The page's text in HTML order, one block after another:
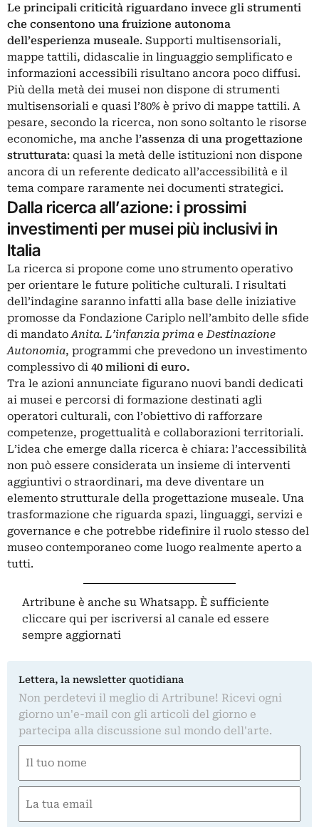
Le principali criticità riguardano invece gli strumenti
che consentono una fruizione autonoma
dell’esperienza museale. Supporti multisensoriali,
mappe tattili, didascalie in linguaggio semplificato e
informazioni accessibili risultano ancora poco diffusi.
Più della metà dei musei non dispone di strumenti
multisensoriali e quasi l’80% è privo di mappe tattili. A
pesare, secondo la ricerca, non sono soltanto le risorse
economiche, ma anche l’assenza di una progettazione
strutturata: quasi la metà delle istituzioni non dispone
ancora di un referente dedicato all’accessibilità e il
tema compare raramente nei documenti strategici.
Dalla ricerca all’azione: i prossimi
investimenti per musei più inclusivi in
Italia
La ricerca si propone come uno strumento operativo
per orientare le future politiche culturali. I risultati
dell’indagine saranno infatti alla base delle iniziative
promosse da Fondazione Cariplo nell’ambito delle sfide
di mandatoAnita. L’infanzia prima eDestinazione
Autonomia, programmi che prevedono un investimento
complessivo di 40 milioni di euro.
Tra le azioni annunciate figurano nuovi bandi dedicati
ai musei e percorsi di formazione destinati agli
operatori culturali, con l’obiettivo di rafforzare
competenze, progettualità e collaborazioni territoriali.
L’idea che emerge dalla ricerca è chiara: l’accessibilità
non può essere considerata un insieme di interventi
aggiuntivi o straordinari, ma deve diventare un
elemento strutturale della progettazione museale. Una
trasformazione che riguarda spazi, linguaggi, servizi e
governance e che potrebbe ridefinire il ruolo stesso del
museo contemporaneo come luogo realmente aperto a
tutti.
Artribune è anche su Whatsapp. È sufficiente
cliccare qui per iscriversi al canale ed essere
sempre aggiornati
Lettera, la newsletter quotidiana
Non perdetevi il meglio di Artribune! Ricevi ogni
giorno un'e-mail con gli articoli del giorno e
partecipa alla discussione sul mondo dell'arte.
(Required)
First
(Required)